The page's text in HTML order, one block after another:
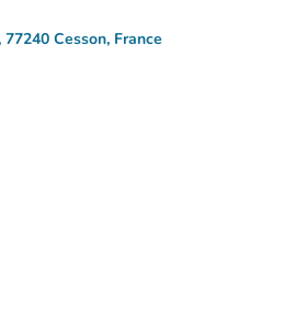
Cesson, France
dans Google Maps)
onglet)